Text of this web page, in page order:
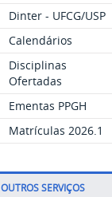
Dinter - UFCG/USP
Calendários
Disciplinas
Ofertadas
Ementas PPGH
Matrículas 2026.1
OUTROS SERVIÇOS